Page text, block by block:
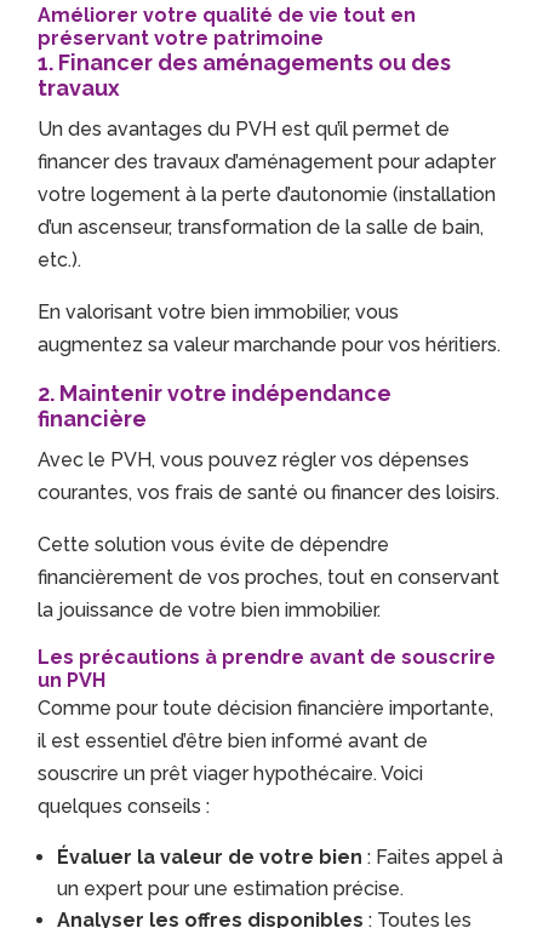
Améliorer votre qualité de vie tout en
préservant votre patrimoine
1. Financer des aménagements ou des
travaux
Un des avantages du PVH est qu’il permet de
financer des travaux d’aménagement pour adapter
votre logement à la perte d’autonomie (installation
d’un ascenseur, transformation de la salle de bain,
etc.).
En valorisant votre bien immobilier, vous
augmentez sa valeur marchande pour vos héritiers.
2. Maintenir votre indépendance
financière
Avec le PVH, vous pouvez régler vos dépenses
courantes, vos frais de santé ou financer des loisirs.
Cette solution vous évite de dépendre
financièrement de vos proches, tout en conservant
la jouissance de votre bien immobilier.
Les précautions à prendre avant de souscrire
un PVH
Comme pour toute décision financière importante,
il est essentiel d’être bien informé avant de
souscrire un prêt viager hypothécaire. Voici
quelques conseils :
Évaluer la valeur de votre bien : Faites appel à
un expert pour une estimation précise.
Analyser les offres disponibles : Toutes les